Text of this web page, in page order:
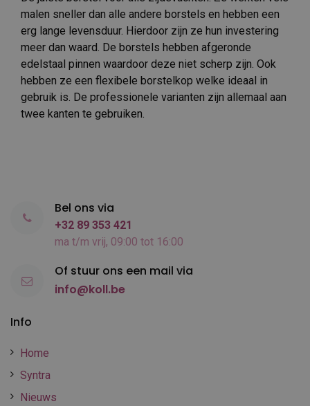
malen sneller dan alle andere borstels en hebben een
erg lange levensduur. Hierdoor zijn ze hun investering
meer dan waard. De borstels hebben afgeronde
edelstaal pinnen waardoor deze niet scherp zijn. Ook
hebben ze een flexibele borstelkop welke ideaal in
gebruik is. De professionele varianten zijn allemaal aan
twee kanten te gebruiken.
Info
Home
Syntra
Nieuws
Bel ons via
+32 89 353 421
ma t/m vrij, 09:00 tot 16:00
Of stuur ons een mail via
info@koll.be